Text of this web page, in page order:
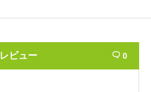
レビュー  0